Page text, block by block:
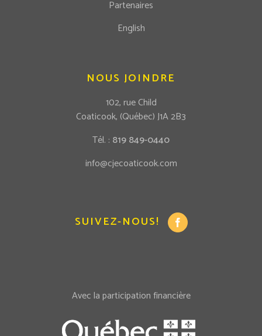
Partenaires
English
NOUS JOINDRE
102, rue Child
Coaticook, (Québec) J1A 2B3
Tél. : 819 849-0440
info@cjecoaticook.com
SUIVEZ-NOUS!
Avec la participation financière